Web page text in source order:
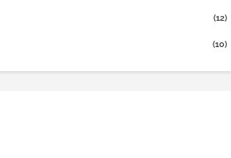
(12)
(10)